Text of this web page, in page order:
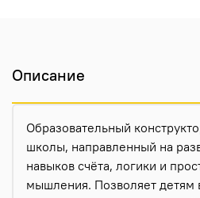
Описание
Образовательный
школы, направленный на
навыков счёта, логики и
мышления. Позволяет детям